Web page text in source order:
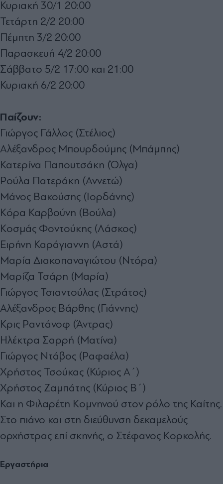
Κυριακή 30/1 20:00
Τετάρτη 2/2 20:00
Πέμπτη 3/2 20:00
Παρασκευή 4/2 20:00
Σάββατο 5/2 17:00 και 21:00
Κυριακή 6/2 20:00
Παίζουν:
Γιώργος Γάλλος (Στέλιος)
Αλέξανδρος Μπουρδούμης (Μπάμπης)
Κατερίνα Παπουτσάκη (Όλγα)
Ρούλα Πατεράκη (Αννετώ)
Μάνος Βακούσης (Ιορδάνης)
Κόρα Καρβούνη (Βούλα)
Κοσμάς Φοντούκης (Λάσκος)
Ειρήνη Καράγιαννη (Αστά)
Μαρία Διακοπαναγιώτου (Ντόρα)
Μαρίζα Τσάρη (Μαρία)
Γιώργος Τσιαντούλας (Στράτος)
Αλέξανδρος Βάρθης (Γιάννης)
Κρις Ραντάνοφ (Άντρας)
Ηλέκτρα Σαρρή (Ματίνα)
Γιώργος Ντάβος (Ραφαέλα)
Χρήστος Τσούκας (Κύριος Α΄)
Χρήστος Ζαμπάτης (Κύριος Β΄)
Και η Φιλαρέτη Κομνηνού στον ρόλο της Καίτης.
Στο πιάνο και στη διεύθυνση δεκαμελούς
ορχήστρας επί σκηνής, ο Στέφανος Κορκολής.
Εργαστήρια